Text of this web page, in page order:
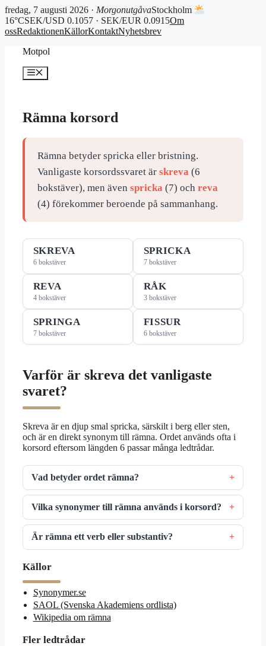
fredag, 7 augusti 2026 · MorgonutgåvaStockholm
16°CSEK/USD 0.1057 · SEK/EUR 0.0915Om
ossRedaktionenKällorKontaktNyhetsbrev
Motpol
Meny
Rämna korsord
Rämna betyder spricka eller bristning.
Vanligaste korsordssvaret är skreva(6
bokstäver), men även spricka(7) och reva
(4) förekommer beroende på sammanhang.
SKREVA
6 bokstäver
SPRICKA
7 bokstäver
REVA
4 bokstäver
RÅK
3 bokstäver
SPRINGA
7 bokstäver
FISSUR
6 bokstäver
Varför är skreva det vanligaste
svaret?
Skreva är en djup smal spricka, särskilt i berg eller sten,
och är en direkt synonym till rämna. Ordet används ofta i
korsord eftersom längden 6 passar många ledtrådar.
Vad betyder ordet rämna?
Vilka synonymer till rämna används i korsord?
Är rämna ett verb eller substantiv?
Källor
Synonymer.se
SAOL (Svenska Akademiens ordlista)
Wikipedia om rämna
Fler ledtrådar